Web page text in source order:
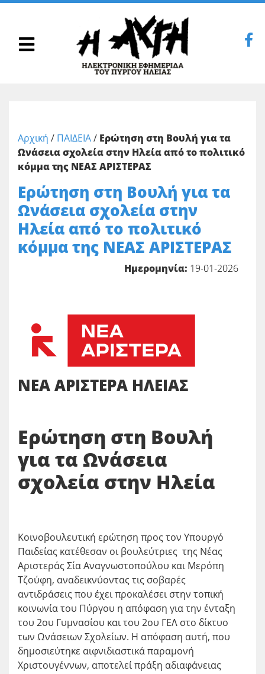
Αρχική / ΠΑΙΔΕΙΑ/ Ερώτηση στη Βουλή για τα
Ωνάσεια σχολεία στην Ηλεία από το πολιτικό
κόμμα της ΝΕΑΣ ΑΡΙΣΤΕΡΑΣ
Ερώτηση στη Βουλή για τα
Ωνάσεια σχολεία στην
Ηλεία από το πολιτικό
κόμμα της ΝΕΑΣ ΑΡΙΣΤΕΡΑΣ
Ημερομηνία: 19-01-2026
ΝΕΑ ΑΡΙΣΤΕΡΑ ΗΛΕΙΑΣ
Ερώτηση στη Βουλή
για τα Ωνάσεια
σχολεία στην Ηλεία
Κοινοβουλευτική ερώτηση προς τον Υπουργό
Παιδείας κατέθεσαν οι βουλεύτριες της Νέας
Αριστεράς Σία Αναγνωστοπούλου και Μερόπη
Τζούφη, αναδεικνύοντας τις σοβαρές
αντιδράσεις που έχει προκαλέσει στην τοπική
κοινωνία του Πύργου η απόφαση για την ένταξη
του 2ου Γυμνασίου και του 2ου ΓΕΛ στο δίκτυο
των Ωνάσειων Σχολείων. Η απόφαση αυτή, που
δημοσιεύτηκε αιφνιδιαστικά παραμονή
Χριστουγέννων, αποτελεί πράξη αδιαφάνειας